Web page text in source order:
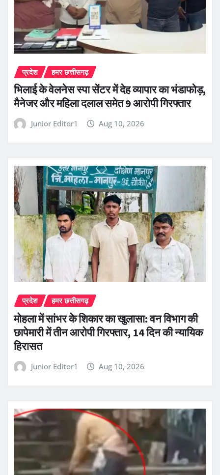
प्रदेश हमर छत्तीसगढ़
भिलाई के वेलनेस स्पा सेंटर में देह व्यापार का भंडाफोड़,
मैनेजर और महिला दलाल समेत 9 आरोपी गिरफ्तार
Junior Editor1 Aug 10, 2026
प्रदेश हमर छत्तीसगढ़
मोहला में सांभर के शिकार का खुलासा: वन विभाग की
छापेमारी में तीन आरोपी गिरफ्तार, 14 दिन की न्यायिक
हिरासत
Junior Editor1 Aug 10, 2026